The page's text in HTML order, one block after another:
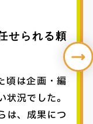
せられる頼
頃は企画・編
況でした。
は、成果につ